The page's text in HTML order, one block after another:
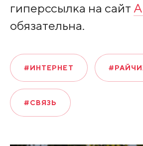
гиперссылка на сайт
обязательна.
#ИНТЕРНЕТ
#СВЯЗЬ